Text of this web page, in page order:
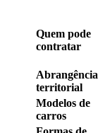
Quem pode
contratar
Abrangência
territorial
Modelos de
carros